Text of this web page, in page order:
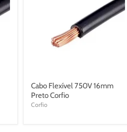
Cabo Flexível 750V 16mm
Preto Corfio
Corfio